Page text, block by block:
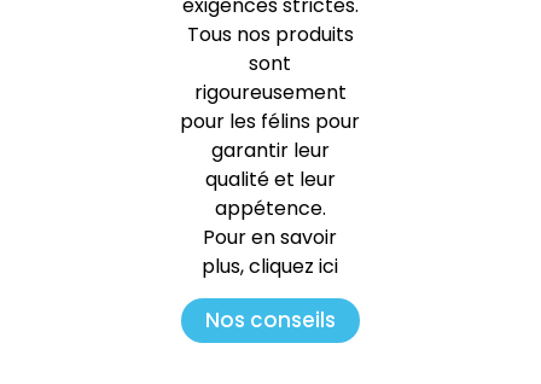
Tous nos produits
sont
rigoureusement
pour les félins pour
garantir leur
qualité et leur
appétence.
Pour en savoir
plus, cliquez ici
Nos conseils